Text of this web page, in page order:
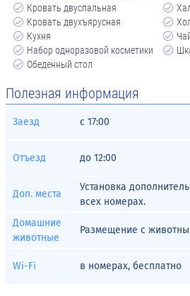
Кровать двуспальная
Кровать двухъярусная
Кухня
Набор одноразовой косметики
Обеденный стол
Полезная информация
Заезд с 17:00
Отъезд до 12:00
Доп. места
Установка
всех номерах.
Домашние
животные
Размещение с
Wi-Fi в номерах, бесплатно